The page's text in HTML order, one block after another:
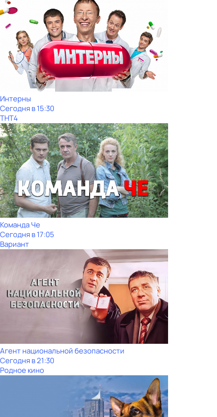
Интерны
Сегодня в 15:30
ТНТ4
Команда Че
Сегодня в 17:05
Вариант
Агент национальной безопасности
Сегодня в 21:30
Родное кино